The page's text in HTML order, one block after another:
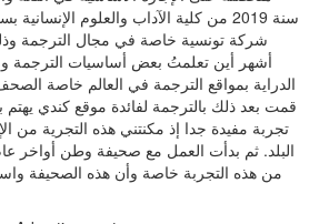
سنة 2019 من كلية الآداب والعلوم
شركة تونسية خاصة في مجال الترجمة
أشهر أين تعلمتُ بعض أساسيات الترجمة
الدراية بمواقع الترجمة في العالم خاصة
قمت بعد ذلك بالترجمة لفائدة موقع كندي يهتم
تجربة مفيدة جدا إذ مكنتني هذه التجرية من
من هذه التجربة خاصة وأن هذه الصحيفة